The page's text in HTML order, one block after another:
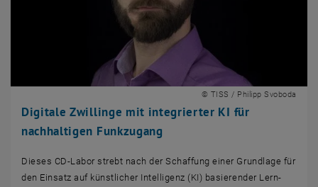
Digitale Zwillinge mit integrierter KI für
nachhaltigen Funkzugang
© TISS / Philipp Svoboda
Dieses CD-Labor strebt nach der Schaffung einer Grundlage für
den Einsatz auf künstlicher Intelligenz (KI) basierender Lern-